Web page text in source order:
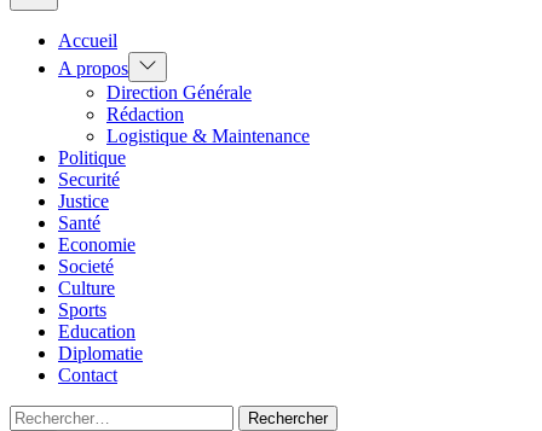
Accueil
A propos Show
sub
menu
Direction Générale
Rédaction
Logistique & Maintenance
Politique
Securité
Justice
Santé
Economie
Societé
Culture
Sports
Education
Diplomatie
Contact
Rechercher :